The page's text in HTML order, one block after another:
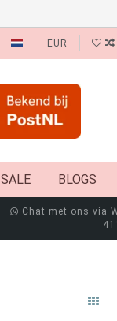
EUR
SALE BLOGS
Chat met ons via